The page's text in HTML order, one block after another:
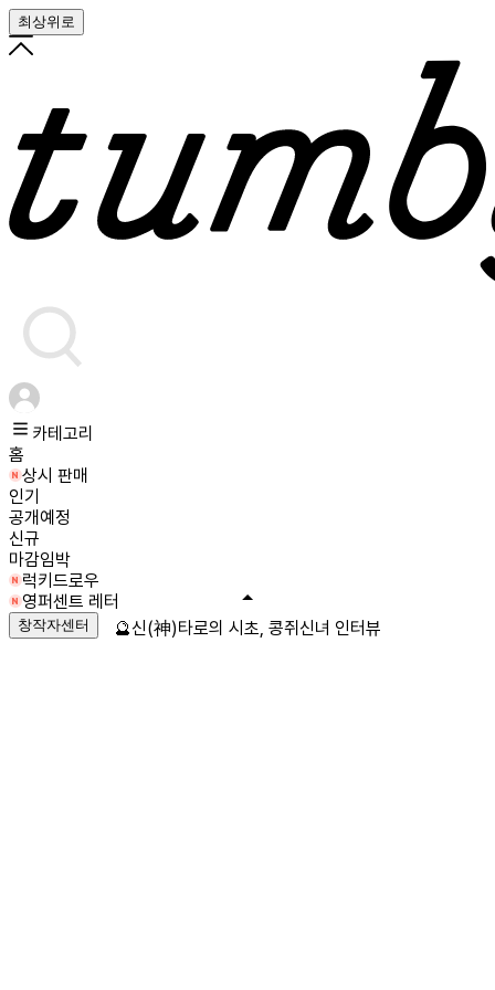
최상위로
카테고리
홈
상시 판매
인기
공개예정
신규
마감임박
럭키드로우
영퍼센트 레터
창작자센터 🔮신(神)타로의 시초, 콩쥐신녀 인터뷰